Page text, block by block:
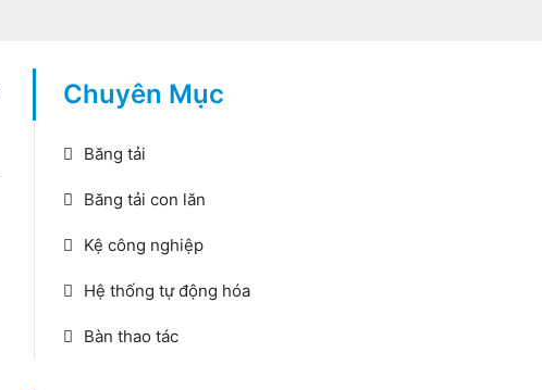
Chuyên Mục
Băng tải
Băng tải con lăn
Kệ công nghiệp
Hệ thống tự động hóa
Bàn thao tác